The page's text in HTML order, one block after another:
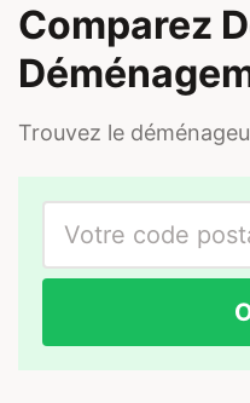
Comparez
Trouvez le